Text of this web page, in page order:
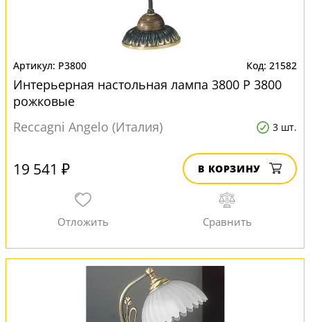
P3800 21582
Интерьерная настольная лампа 3800 P 3800
рожковые
Reccagni Angelo (Италия)
3 шт.
19 541 ₽ В КОРЗИНУ